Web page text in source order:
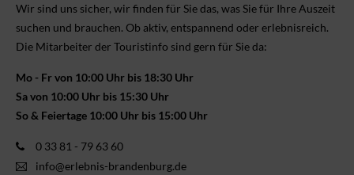
Wir sind uns sicher, wir finden für Sie das, was Sie für Ihre Aus­zeit
suchen und brauchen. Ob aktiv, ent­spannend oder erlebnis­reich.
Die Mitarbeiter der Touristinfo sind gern für Sie da:
Mo - Fr von 10:00 Uhr bis 18:30 Uhr
Sa von 10:00 Uhr bis 15:30 Uhr
So & Feiertage 10:00 Uhr bis 15:00 Uhr
0 33 81 - 79 63 60
info@erlebnis-brandenburg.de